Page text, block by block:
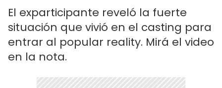
El exparticipante reveló la fuerte
situación que vivió en el casting para
entrar al popular reality. Mirá el video
en la nota.